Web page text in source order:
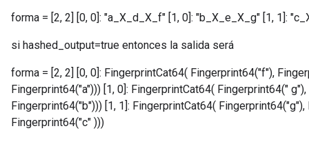
forma = [2, 2] [0, 0]: "a_X_d_X_f" [1, 0]: "b_X_e_X_g" [1, 1]:
si hashed_output=true entonces la salida será
forma = [2, 2] [0, 0]: FingerprintCat64( Fingerprint64("f"),
Fingerprint64("a"))) [1, 0]: FingerprintCat64( Fingerprint64("
Fingerprint64("b"))) [1, 1]: FingerprintCat64(
Fingerprint64("c" )))